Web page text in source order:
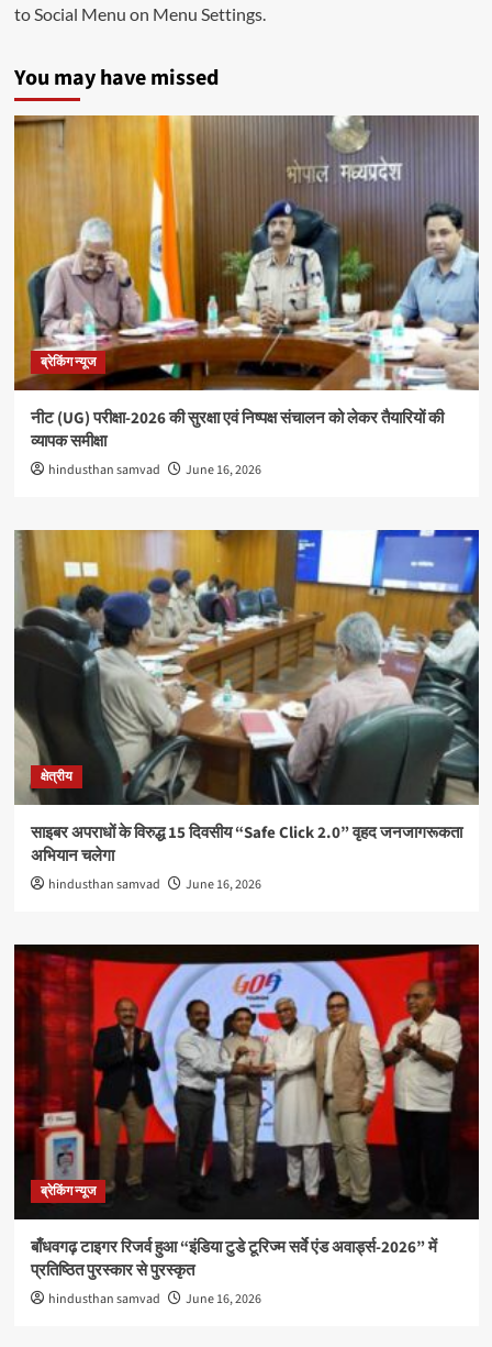
to Social Menu on Menu Settings.
You may have missed
ब्रेकिंग न्यूज
नीट (UG) परीक्षा-2026 की सुरक्षा एवं निष्पक्ष संचालन को लेकर तैयारियों की
व्यापक समीक्षा
hindusthan samvad June 16, 2026
क्षेत्रीय
साइबर अपराधों के विरुद्ध 15 दिवसीय “Safe Click 2.0” वृहद जनजागरूकता
अभियान चलेगा
hindusthan samvad June 16, 2026
ब्रेकिंग न्यूज
बाँधवगढ़ टाइगर रिजर्व हुआ “इंडिया टुडे टूरिज्म सर्वे एंड अवार्ड्स-2026” में
प्रतिष्ठित पुरस्कार से पुरस्कृत
hindusthan samvad June 16, 2026